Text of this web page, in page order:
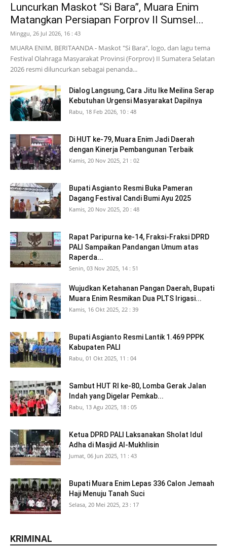
Luncurkan Maskot “Si Bara”, Muara Enim
Matangkan Persiapan Forprov II Sumsel...
Minggu, 26 Jul 2026, 16 : 43
MUARA ENIM, BERITAANDA - Maskot "Si Bara", logo, dan lagu tema
Festival Olahraga Masyarakat Provinsi (Forprov) II Sumatera Selatan
2026 resmi diluncurkan sebagai penanda...
Dialog Langsung, Cara Jitu Ike Meilina Serap
Kebutuhan Urgensi Masyarakat Dapilnya
Rabu, 18 Feb 2026, 10 : 48
Di HUT ke-79, Muara Enim Jadi Daerah
dengan Kinerja Pembangunan Terbaik
Kamis, 20 Nov 2025, 21 : 02
Bupati Asgianto Resmi Buka Pameran
Dagang Festival Candi Bumi Ayu 2025
Kamis, 20 Nov 2025, 20 : 48
Rapat Paripurna ke-14, Fraksi-Fraksi DPRD
PALI Sampaikan Pandangan Umum atas
Raperda...
Senin, 03 Nov 2025, 14 : 51
Wujudkan Ketahanan Pangan Daerah, Bupati
Muara Enim Resmikan Dua PLTS Irigasi...
Kamis, 16 Okt 2025, 22 : 39
Bupati Asgianto Resmi Lantik 1.469 PPPK
Kabupaten PALI
Rabu, 01 Okt 2025, 11 : 04
Sambut HUT RI ke-80, Lomba Gerak Jalan
Indah yang Digelar Pemkab...
Rabu, 13 Agu 2025, 18 : 05
Ketua DPRD PALI Laksanakan Sholat Idul
Adha di Masjid Al-Mukhlisin
Jumat, 06 Jun 2025, 11 : 43
Bupati Muara Enim Lepas 336 Calon Jemaah
Haji Menuju Tanah Suci
Selasa, 20 Mei 2025, 23 : 17
KRIMINAL